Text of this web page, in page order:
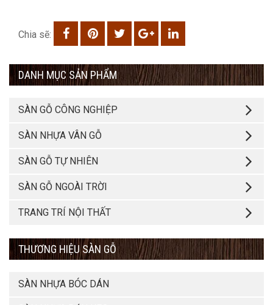
Chia sẽ:
DANH MỤC SẢN PHẨM
SÀN GỖ CÔNG NGHIỆP
SÀN NHỰA VÂN GỖ
SÀN GỖ TỰ NHIÊN
SÀN GỖ NGOÀI TRỜI
TRANG TRÍ NỘI THẤT
THƯƠNG HIỆU SÀN GỖ
SÀN NHỰA BÓC DÁN